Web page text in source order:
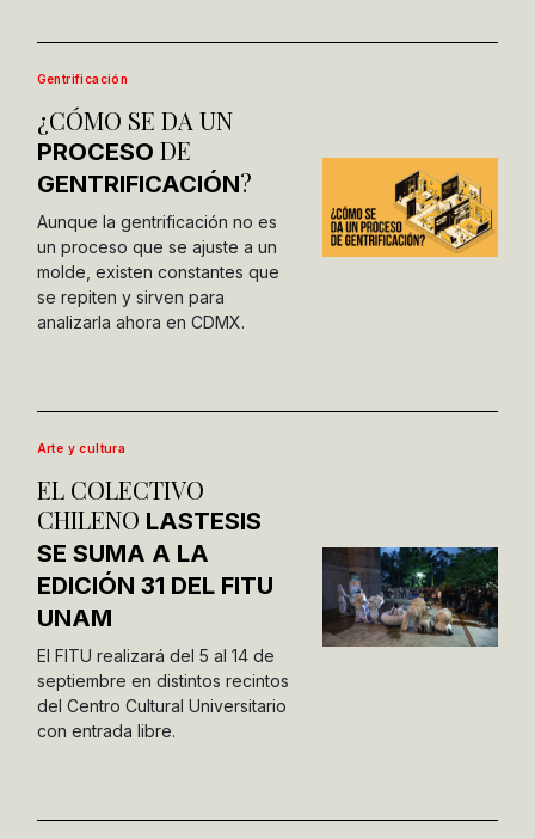
Gentrificación
¿CÓMO SE DA UN
PROCESO DE
GENTRIFICACIÓN?
Aunque la gentrificación no es
un proceso que se ajuste a un
molde, existen constantes que
se repiten y sirven para
analizarla ahora en CDMX.
Arte y cultura
EL COLECTIVO
CHILENO LASTESIS
SE SUMA A LA
EDICIÓN 31 DEL FITU
UNAM
El FITU realizará del 5 al 14 de
septiembre en distintos recintos
del Centro Cultural Universitario
con entrada libre.